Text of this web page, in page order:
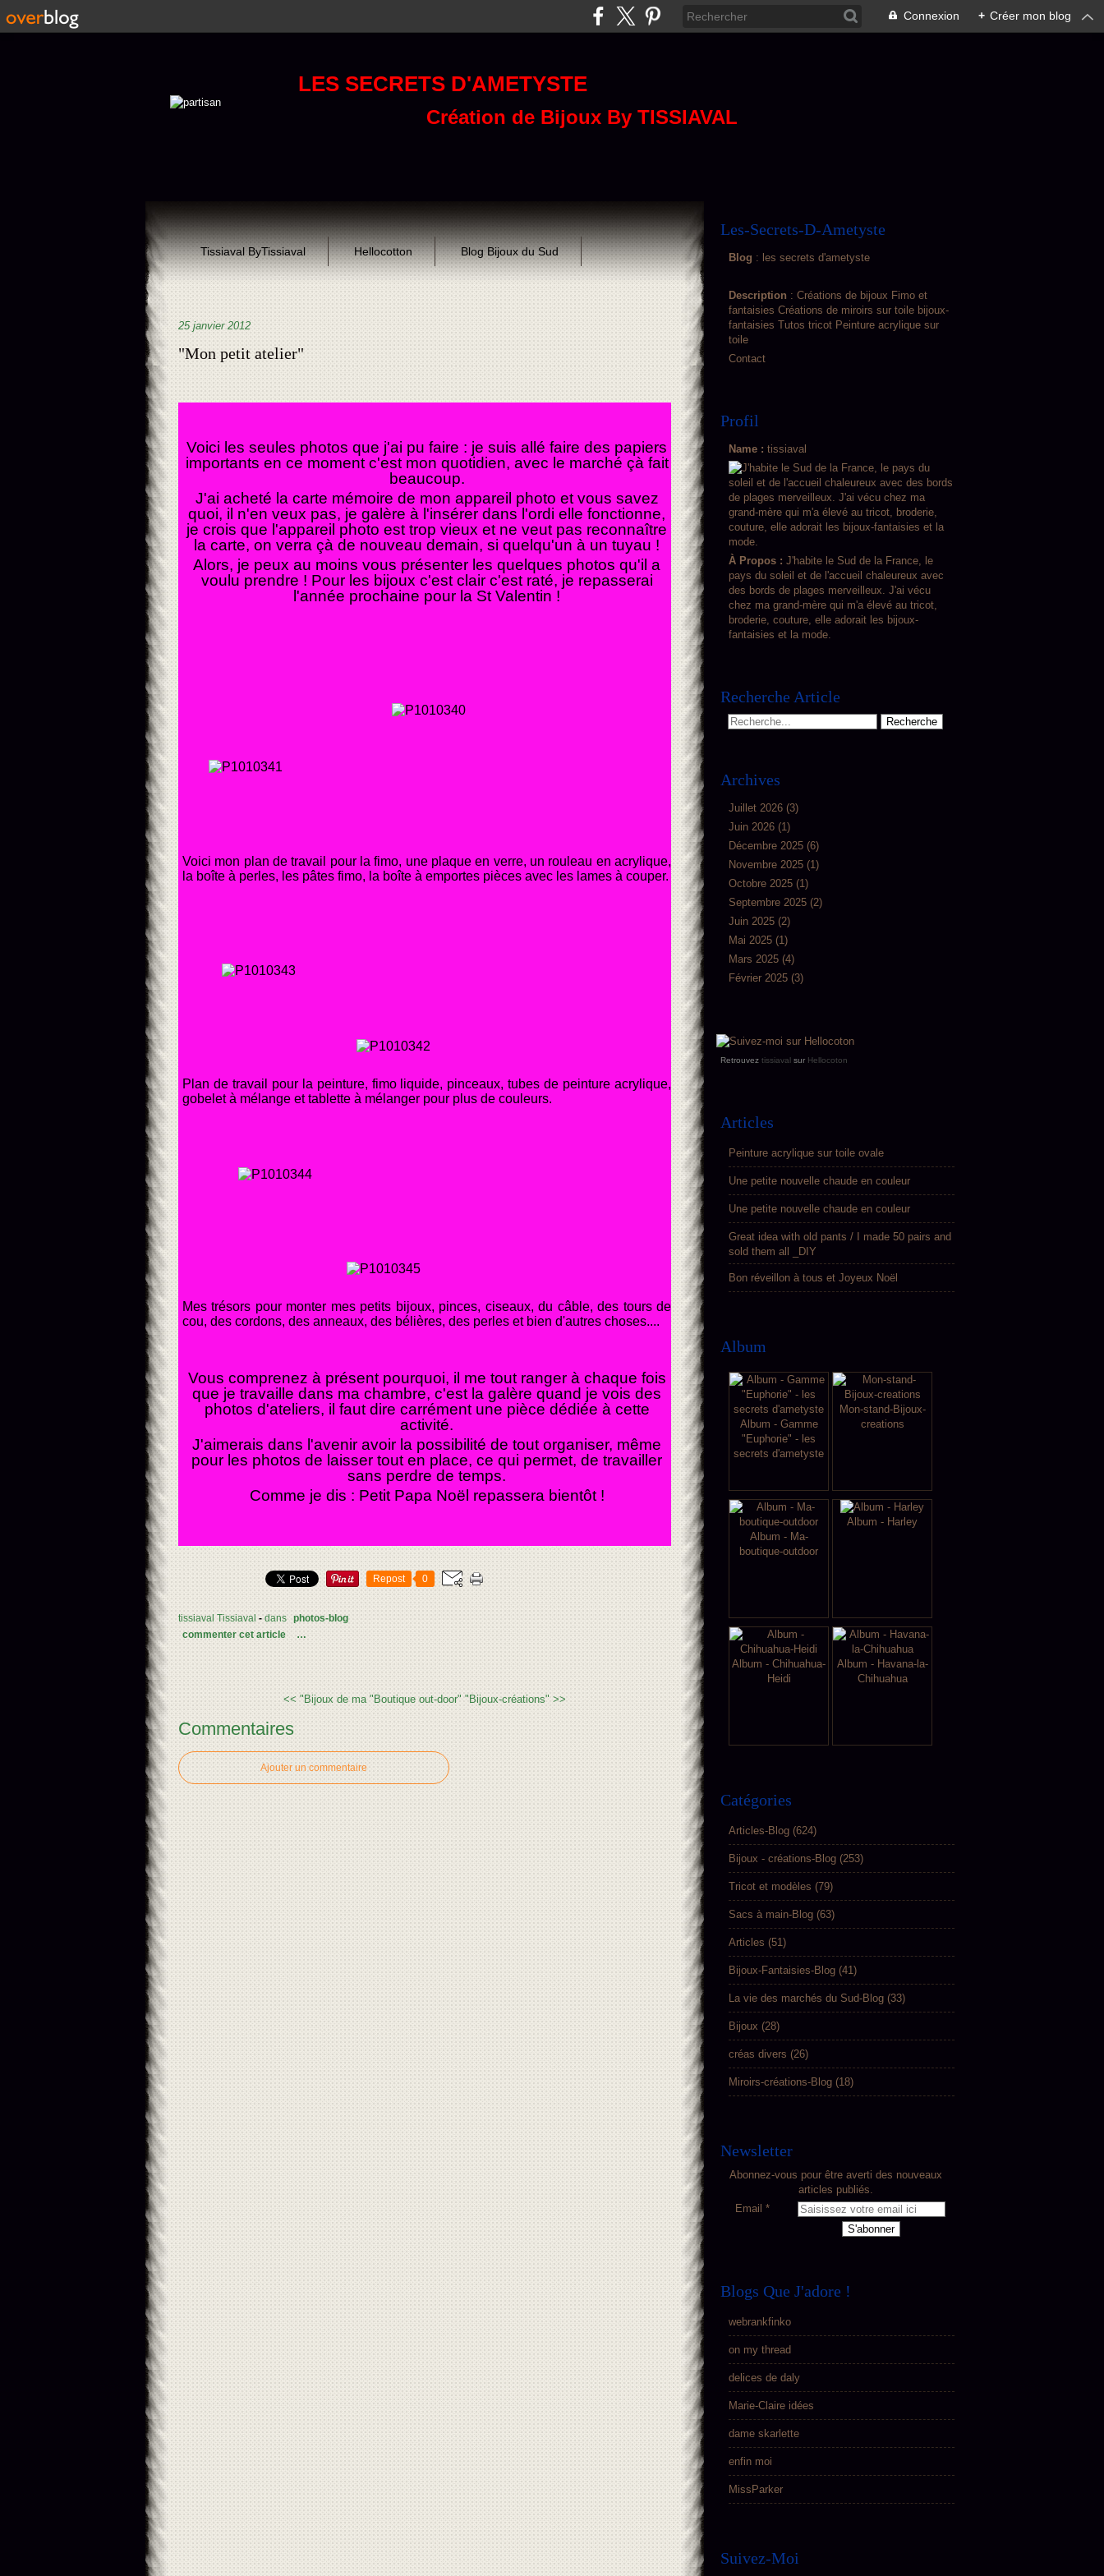
Connexion + Créer mon blog
LES SECRETS D'AMETYSTE
Création de Bijoux By TISSIAVAL
Tissiaval ByTissiaval Hellocotton Blog Bijoux du Sud
25 janvier 2012
"Mon petit atelier"
Voici les seules photos que j'ai pu faire : je suis allé faire des papiers
importants en ce moment c'est mon quotidien, avec le marché çà fait
beaucoup.
J'ai acheté la carte mémoire de mon appareil photo et vous savez
quoi, il n'en veux pas, je galère à l'insérer dans l'ordi elle fonctionne,
je crois que l'appareil photo est trop vieux et ne veut pas reconnaître
la carte, on verra çà de nouveau demain, si quelqu'un à un tuyau !
Alors, je peux au moins vous présenter les quelques photos qu'il a
voulu prendre ! Pour les bijoux c'est clair c'est raté, je repasserai
l'année prochaine pour la St Valentin !
Voici mon plan de travail pour la fimo, une plaque en verre, un rouleau en acrylique,
la boîte à perles, les pâtes fimo, la boîte à emportes pièces avec les lames à couper.
Plan de travail pour la peinture, fimo liquide, pinceaux, tubes de peinture acrylique,
gobelet à mélange et tablette à mélanger pour plus de couleurs.
Mes trésors pour monter mes petits bijoux, pinces, ciseaux, du câble, des tours de
cou, des cordons, des anneaux, des bélières, des perles et bien d'autres choses....
Vous comprenez à présent pourquoi, il me tout ranger à chaque fois
que je travaille dans ma chambre, c'est la galère quand je vois des
photos d'ateliers, il faut dire carrément une pièce dédiée à cette
activité.
J'aimerais dans l'avenir avoir la possibilité de tout organiser, même
pour les photos de laisser tout en place, ce qui permet, de travailler
sans perdre de temps.
Comme je dis : Petit Papa Noël repassera bientôt !
Repost 0
tissiaval Tissiaval -dans photos-blog
commenter cet article
…
<< "Bijoux de ma "Boutique out-door" "Bijoux-créations" >>
Commentaires
Ajouter un commentaire
Les-Secrets-D-Ametyste
Blog : les secrets d'ametyste
Description : Créations de bijoux Fimo et
fantaisies Créations de miroirs sur toile bijoux-
fantaisies Tutos tricot Peinture acrylique sur
toile
Contact
Profil
Name : tissiaval
À Propos : J'habite le Sud de la France, le
pays du soleil et de l'accueil chaleureux avec
des bords de plages merveilleux. J'ai vécu
chez ma grand-mère qui m'a élevé au tricot,
broderie, couture, elle adorait les bijoux-
fantaisies et la mode.
Recherche Article
Archives
Juillet 2026 (3)
Juin 2026 (1)
Décembre 2025 (6)
Novembre 2025 (1)
Octobre 2025 (1)
Septembre 2025 (2)
Juin 2025 (2)
Mai 2025 (1)
Mars 2025 (4)
Février 2025 (3)
Retrouvez tissiaval sur Hellocoton
Articles
Peinture acrylique sur toile ovale
Une petite nouvelle chaude en couleur
Une petite nouvelle chaude en couleur
Great idea with old pants / I made 50 pairs and
sold them all _DIY
Bon réveillon à tous et Joyeux Noël
Album
Album - Gamme
"Euphorie" - les
secrets d'ametyste
Mon-stand-Bijoux-
creations
Album - Ma-
boutique-outdoor
Album - Harley
Album - Chihuahua-
Heidi
Album - Havana-la-
Chihuahua
Catégories
Articles-Blog (624)
Bijoux - créations-Blog (253)
Tricot et modèles (79)
Sacs à main-Blog (63)
Articles (51)
Bijoux-Fantaisies-Blog (41)
La vie des marchés du Sud-Blog (33)
Bijoux (28)
créas divers (26)
Miroirs-créations-Blog (18)
Newsletter
Abonnez-vous pour être averti des nouveaux
articles publiés.
Email
Blogs Que J'adore !
webrankfinko
on my thread
delices de daly
Marie-Claire idées
dame skarlette
enfin moi
MissParker
Suivez-Moi